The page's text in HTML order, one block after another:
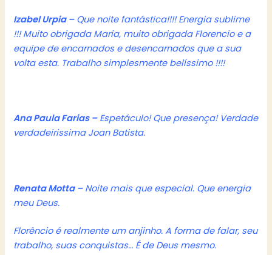
Izabel Urpia –Que noite fantástica!!!! Energia sublime
!!! Muito obrigada Maria, muito obrigada Florencio e a
equipe de encarnados e desencarnados que a sua
volta esta. Trabalho simplesmente belíssimo !!!!
Ana Paula Farias –Espetáculo! Que presença! Verdade
verdadeirissima Joan Batista.
Renata Motta –Noite mais que especial. Que energia
meu Deus.
Florêncio é realmente um anjinho. A forma de falar, seu
trabalho, suas conquistas… É de Deus mesmo.